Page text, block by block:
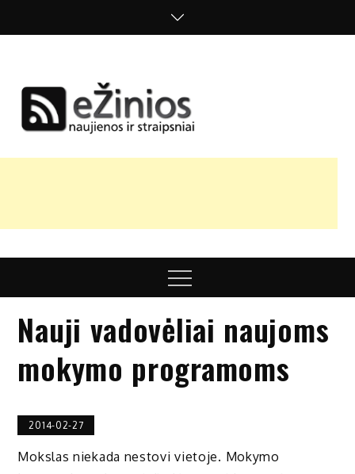
nuomonės
Menu
Nauji vadovėliai naujoms
mokymo programoms
2014-02-27
Mokslas niekada nestovi vietoje. Mokymo